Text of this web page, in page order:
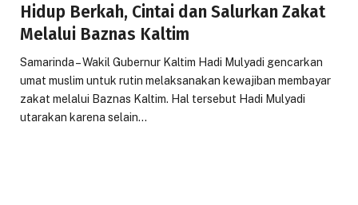
Hidup Berkah, Cintai dan Salurkan Zakat
Melalui Baznas Kaltim
Samarinda – Wakil Gubernur Kaltim Hadi Mulyadi gencarkan
umat muslim untuk rutin melaksanakan kewajiban membayar
zakat melalui Baznas Kaltim. Hal tersebut Hadi Mulyadi
utarakan karena selain…